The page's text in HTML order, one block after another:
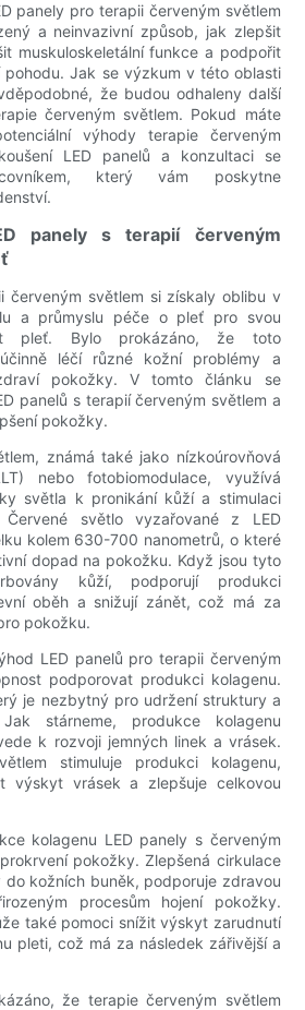
panely pro terapii červeným světlem
a neinvazivní způsob, jak zlepšit
muskuloskeletální funkce a podpořit
pohodu. Jak se výzkum v této oblasti
že budou odhaleny další
červeným světlem. Pokud máte
výhody terapie červeným
LED panelů a konzultaci se
který vám poskytne
panely s terapií červeným
červeným světlem si získaly oblibu v
a průmyslu péče o pleť pro svou
pleť. Bylo prokázáno, že toto
léčí různé kožní problémy a
pokožky. V tomto článku se
panelů s terapií červeným světlem a
pokožky.
známá také jako nízkoúrovňová
nebo fotobiomodulace, využívá
světla k pronikání kůží a stimulaci
Červené světlo vyzařované z LED
kolem 630-700 nanometrů, o které
dopad na pokožku. Když jsou tyto
kůží, podporují produkci
oběh a snižují zánět, což má za
pokožku.
LED panelů pro terapii červeným
podporovat produkci kolagenu.
je nezbytný pro udržení struktury a
stárneme, produkce kolagenu
k rozvoji jemných linek a vrásek.
stimuluje produkci kolagenu,
výskyt vrásek a zlepšuje celkovou
kolagenu LED panely s červeným
pokožky. Zlepšená cirkulace
kožních buněk, podporuje zdravou
procesům hojení pokožky.
také pomoci snížit výskyt zarudnutí
pleti, což má za následek zářivější a
že terapie červeným světlem